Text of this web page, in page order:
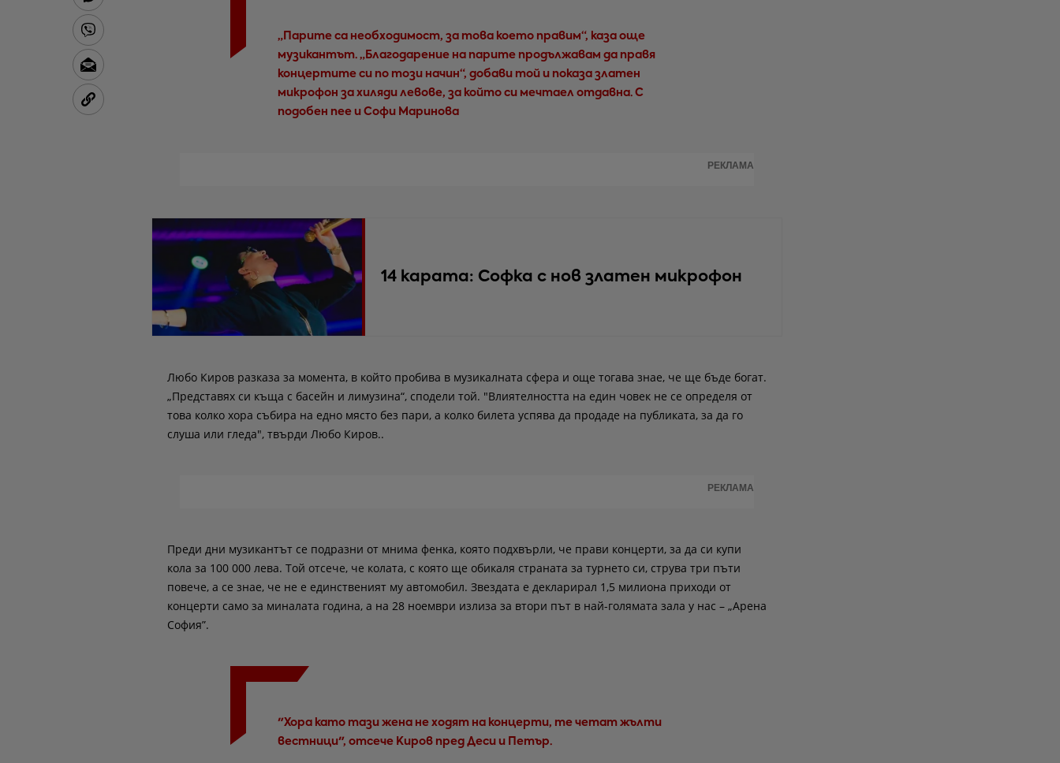
„Парите са необходимост, за това което правим“, каза още
музикантът. „Благодарение на парите продължавам да правя
концертите си по този начин“, добави той и показа златен
микрофон за хиляди левове, за който си мечтаел отдавна. С
подобен пее и Софи Маринова
РЕКЛАМА
14 карата: Софка с нов златен микрофон
Любо Киров разказа за момента, в който пробива в музикалната сфера и още тогава знае, че ще бъде богат.
„Представях си къща с басейн и лимузина“, сподели той. "Влиятелността на един човек не се определя от
това колко хора събира на едно място без пари, а колко билета успява да продаде на публиката, за да го
слуша или гледа", твърди Любо Киров..
РЕКЛАМА
Преди дни музикантът се подразни от мнима фенка, която подхвърли, че прави концерти, за да си купи
кола за 100 000 лева. Той отсече, че колата, с която ще обикаля страната за турнето си, струва три пъти
повече, а се знае, че не е единственият му автомобил. Звездата е декларирал 1,5 милиона приходи от
концерти само за миналата година, а на 28 ноември излиза за втори път в най-голямата зала у нас – „Арена
София”.
"Хора като тази жена не ходят на концерти, те четат жълти
вестници", отсече Киров пред Деси и Петър.